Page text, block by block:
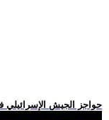
.. حواجز الجيش